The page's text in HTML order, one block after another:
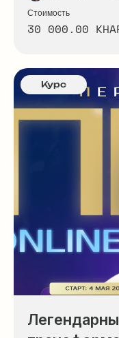
Стоимость
30 000.00
Курс